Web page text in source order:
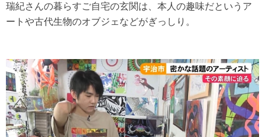
瑞紀さんの暮らすご自宅の玄関は、本人の趣味だというア
ートや古代生物のオブジェなどがぎっしり。